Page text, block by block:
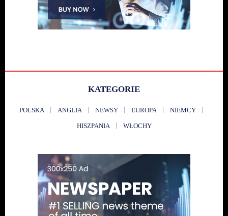
KATEGORIE
POLSKA ANGLIA NEWSY EUROPA NIEMCY
HISZPANIA WŁOCHY